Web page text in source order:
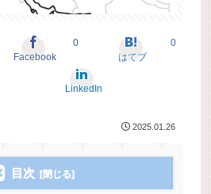
Facebook
0
はてブ
0
LinkedIn
2025.01.26
目次